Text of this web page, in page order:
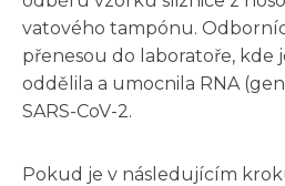
vatového tampónu.
přenesou do laboratoře, kde
oddělila a umocnila RNA
SARS-CoV-2.
Pokud je v následujícím